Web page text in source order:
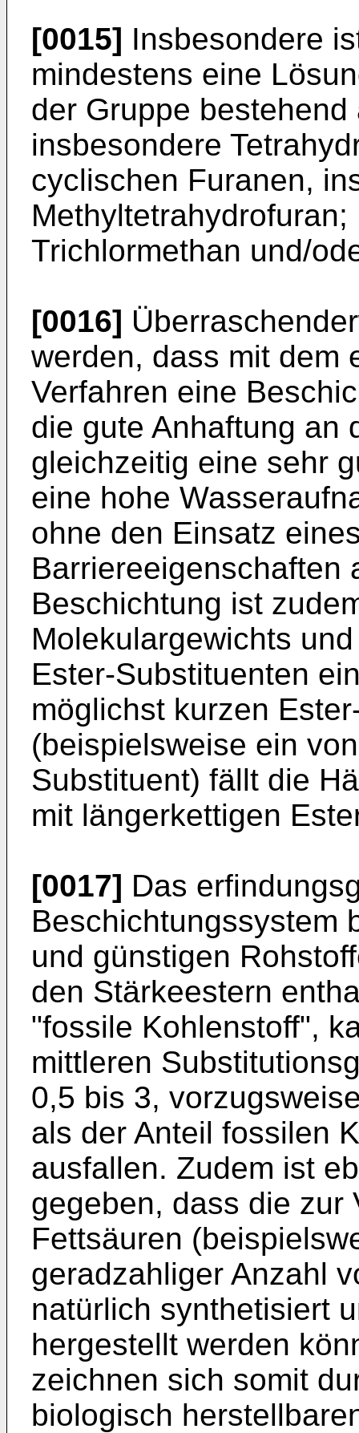
[0015] Insbesondere
mindestens eine
der Gruppe
insbesondere
cyclischen Furanen,
Trichlormethan und/
[0016]
werden, dass mit dem
Verfahren eine
die gute Anhaftung an
gleichzeitig eine sehr
eine hohe
ohne den Einsatz
Barriereeigenschaften
Beschichtung ist
Molekulargewichts
Ester-Substituenten
möglichst kurzen
(beispielsweise ein
Substituent) fällt die
mit längerkettigen
[0017] Das
Beschichtungssystem
und günstigen
den Stärkeestern
"fossile Kohlenstoff",
mittleren
0,5 bis 3,
als der Anteil fossilen
ausfallen. Zudem ist
gegeben, dass die zur
Fettsäuren
geradzahliger Anzahl
natürlich synthetisiert
hergestellt werden
zeichnen sich somit
biologisch